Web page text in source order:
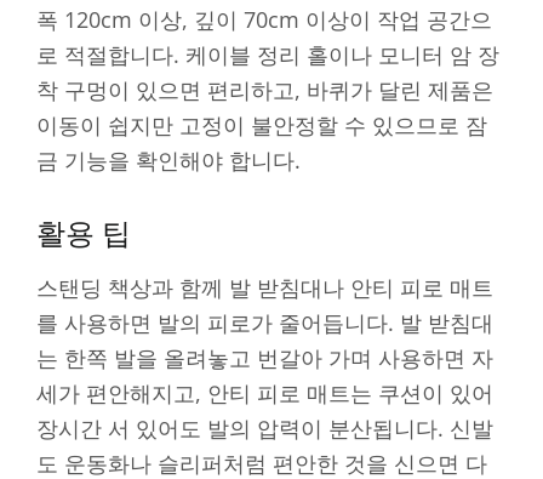
폭 120cm 이상, 깊이 70cm 이상이 작업 공간으
로 적절합니다. 케이블 정리 홀이나 모니터 암 장
착 구멍이 있으면 편리하고, 바퀴가 달린 제품은
이동이 쉽지만 고정이 불안정할 수 있으므로 잠
금 기능을 확인해야 합니다.
활용 팁
스탠딩 책상과 함께 발 받침대나 안티 피로 매트
를 사용하면 발의 피로가 줄어듭니다. 발 받침대
는 한쪽 발을 올려놓고 번갈아 가며 사용하면 자
세가 편안해지고, 안티 피로 매트는 쿠션이 있어
장시간 서 있어도 발의 압력이 분산됩니다. 신발
도 운동화나 슬리퍼처럼 편안한 것을 신으면 다